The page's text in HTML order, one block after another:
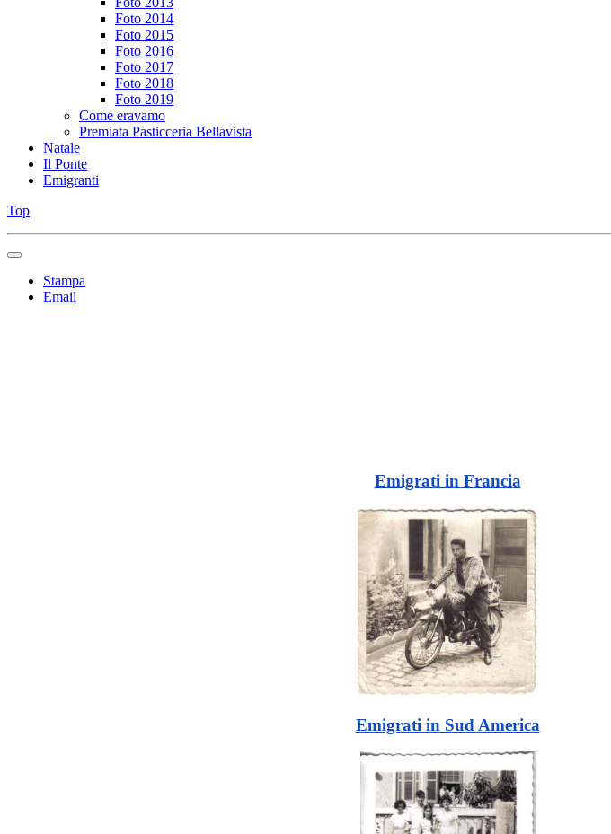
Foto 2014
Foto 2015
Foto 2016
Foto 2017
Foto 2018
Foto 2019
Come eravamo
Premiata Pasticceria Bellavista
Natale
Il Ponte
Emigranti
Top
Stampa
Email
Emigrati in Francia
Emigrati in Sud America